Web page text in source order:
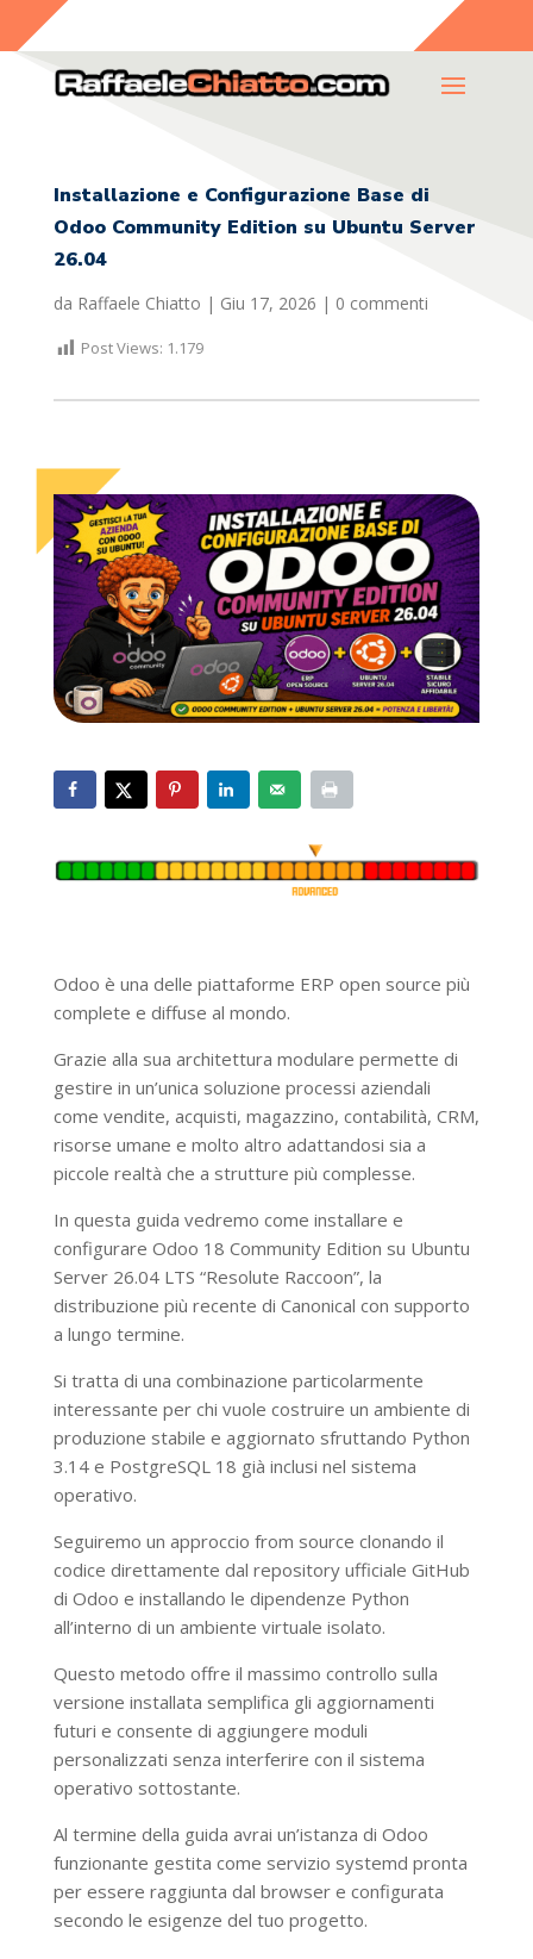
Installazione e Configurazione Base di
Odoo Community Edition su Ubuntu Server
26.04
da Raffaele Chiatto | Giu 17, 2026 | 0 commenti
Post Views: 1.179
Odoo è una delle piattaforme ERP open source più
complete e diffuse al mondo.
Grazie alla sua architettura modulare permette di
gestire in un’unica soluzione processi aziendali
come vendite, acquisti, magazzino, contabilità, CRM,
risorse umane e molto altro adattandosi sia a
piccole realtà che a strutture più complesse.
In questa guida vedremo come installare e
configurare Odoo 18 Community Edition su Ubuntu
Server 26.04 LTS “Resolute Raccoon”, la
distribuzione più recente di Canonical con supporto
a lungo termine.
Si tratta di una combinazione particolarmente
interessante per chi vuole costruire un ambiente di
produzione stabile e aggiornato sfruttando Python
3.14 e PostgreSQL 18 già inclusi nel sistema
operativo.
Seguiremo un approccio from source clonando il
codice direttamente dal repository ufficiale GitHub
di Odoo e installando le dipendenze Python
all’interno di un ambiente virtuale isolato.
Questo metodo offre il massimo controllo sulla
versione installata semplifica gli aggiornamenti
futuri e consente di aggiungere moduli
personalizzati senza interferire con il sistema
operativo sottostante.
Al termine della guida avrai un’istanza di Odoo
funzionante gestita come servizio systemd pronta
per essere raggiunta dal browser e configurata
secondo le esigenze del tuo progetto.